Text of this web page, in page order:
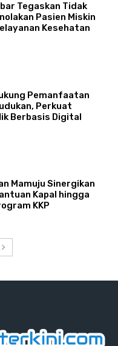
Tegaskan Tidak
Pasien Miskin
Kesehatan
Pemanfaatan
Perkuat
Berbasis Digital
Mamuju Sinergikan
Kapal hingga
KKP